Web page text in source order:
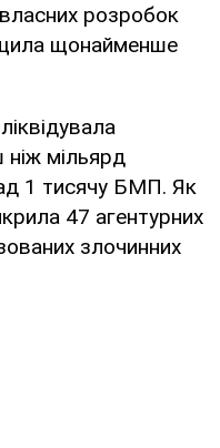
розробок
щонайменше
ніж мільярд
1 тисячу БМП. Як
47 агентурних
злочинних